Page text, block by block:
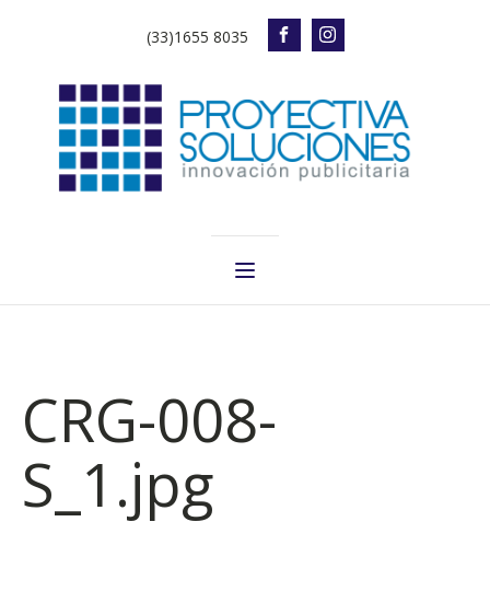
(33)1655 8035
CRG-008-
S_1.jpg